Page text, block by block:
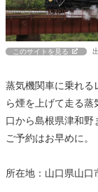
このサイトを見る
蒸気機関車に乗れる
ら煙を上げて走る
口から島根県津和野
ご予約はお早めに。
所在地：山口県山口